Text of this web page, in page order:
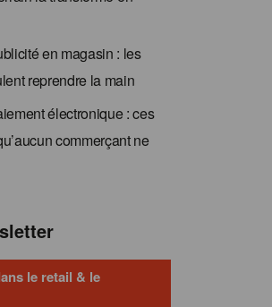
en magasin : les
reprendre la main
électronique : ces
commerçant ne
le retail & le